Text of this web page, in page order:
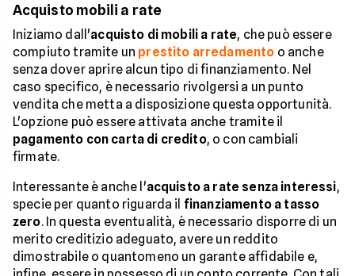
Acquisto mobili a rate
Iniziamo dall'acquisto di mobili a rate, che può essere
compiuto tramite un prestito arredamento o anche
senza dover aprire alcun tipo di finanziamento. Nel
caso specifico, è necessario rivolgersi a un punto
vendita che metta a disposizione questa opportunità.
L'opzione può essere attivata anche tramite il
pagamento con carta di credito, o con cambiali
firmate.
Interessante è anche l'acquisto a rate senza interessi,
specie per quanto riguarda il finanziamento a tasso
zero. In questa eventualità, è necessario disporre di un
merito creditizio adeguato, avere un reddito
dimostrabile o quantomeno un garante affidabile e,